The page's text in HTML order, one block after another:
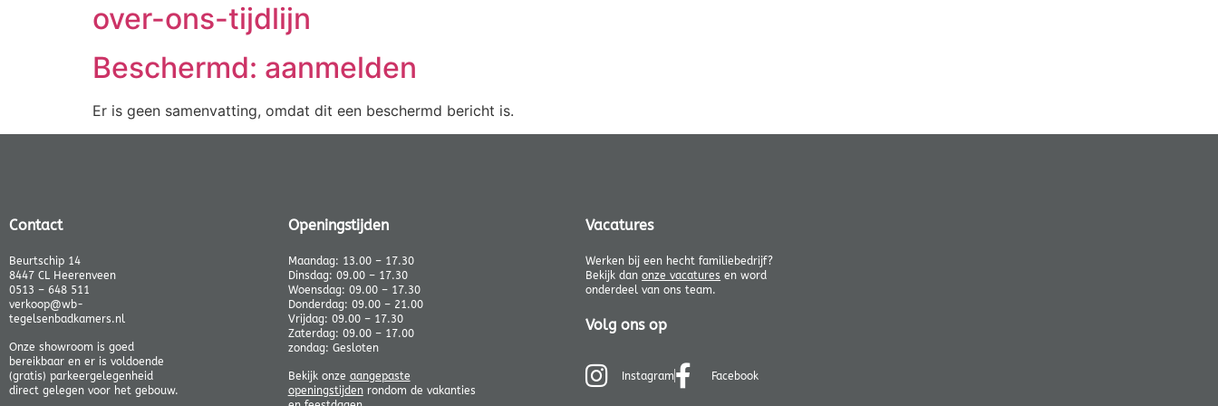
over-ons-tijdlijn
Beschermd: aanmelden
Er is geen samenvatting, omdat dit een beschermd bericht is.
Contact
Beurtschip 14
8447 CL Heerenveen
0513 – 648 511
verkoop@wb-
tegelsenbadkamers.nl
Onze showroom is goed
bereikbaar en er is voldoende
(gratis) parkeergelegenheid
direct gelegen voor het gebouw.
Openingstijden
Maandag: 13.00 – 17.30
Dinsdag: 09.00 – 17.30
Woensdag: 09.00 – 17.30
Donderdag: 09.00 – 21.00
Vrijdag: 09.00 – 17.30
Zaterdag: 09.00 – 17.00
zondag: Gesloten
Bekijk onze aangepaste
openingstijdenrondom de vakanties
Vacatures
Werken bij een hecht familiebedrijf?
Bekijk danonze vacatures en word
onderdeel van ons team.
Volg ons op
Instagram Facebook